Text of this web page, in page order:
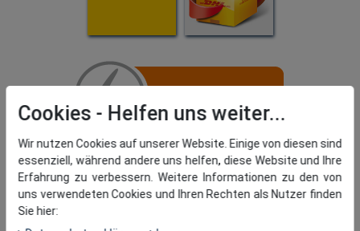
Cookies
Wir nutzen Cookies auf unserer Website. Einige von diesen sind
essenziell, während andere uns helfen, diese Website und Ihre
Erfahrung zu verbessern. Weitere Informationen zu den von
uns verwendeten Cookies und Ihren Rechten als Nutzer finden
Sie hier: